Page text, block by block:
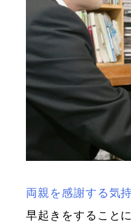
両親を感謝する気
早起きをすること